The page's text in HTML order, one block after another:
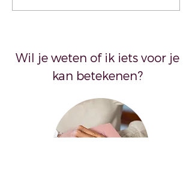
Wil je weten of ik iets voor je
kan betekenen?